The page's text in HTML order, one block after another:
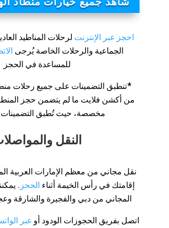
احجز عبر الإنترنت لرحلات المناطيد
الجماعية والرحلات الخاصة يُرجى
للمساعدة في الحجز
*تنطبق التضمينات على جميع رحلات
من أكشن فلايت ما لم يتضمن حجز
مخصصة، حيث تُطبق التضمينات
النقل
نقل مجاني من معظم الإمارات العربية
إقامتك في رأس الخيمة أثناء الحجز .
المجاني من دبي والفجيرة والشارقة
اتصل بفريق الحجوزات الودود أو عبر